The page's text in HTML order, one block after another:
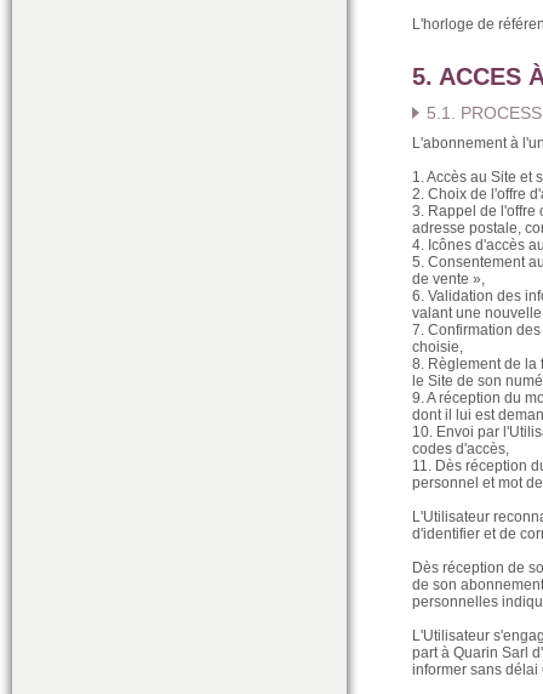
L'horloge de
5. ACCES
5.1.
L'abonnement à
1. Accès au Site et
2. Choix de l'offre
3. Rappel de l'offre
adresse postale,
4. Icônes d'accès
5. Consentement
de vente »,
6. Validation des
valant une
7. Confirmation
choisie,
8. Règlement de la
le Site de son
9. A réception du
dont il lui est
10. Envoi par
codes d'accès,
11. Dès réception
personnel et mot
L'Utilisateur
d'identifier et de
Dès réception de
de son
personnelles
L'Utilisateur
part à Quarin Sarl
informer sans